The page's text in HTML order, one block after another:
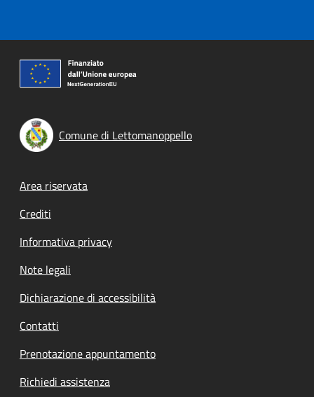
Comune di Lettomanoppello
Footer menu
Area riservata
Crediti
Informativa privacy
Note legali
Dichiarazione di accessibilità
Contatti
Prenotazione appuntamento
Richiedi assistenza